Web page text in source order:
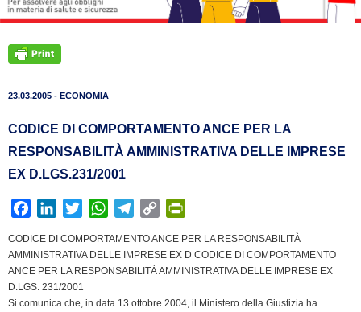
23.03.2005 - ECONOMIA
CODICE DI COMPORTAMENTO ANCE PER LA
RESPONSABILITÀ AMMINISTRATIVA DELLE IMPRESE
EX D.LGS.231/2001
c
e
b
o
n
k
e
d
i
t
e
W
a
t
A
l
e
r
C
p
y
i
n
F
CODICE DI COMPORTAMENTO ANCE PER LA RESPONSABILITÀ
AMMINISTRATIVA DELLE IMPRESE EX D CODICE DI COMPORTAMENTO
ANCE PER LA RESPONSABILITÀ AMMINISTRATIVA DELLE IMPRESE EX
D.LGS. 231/2001
Si comunica che, in data 13 ottobre 2004, il Ministero della Giustizia ha